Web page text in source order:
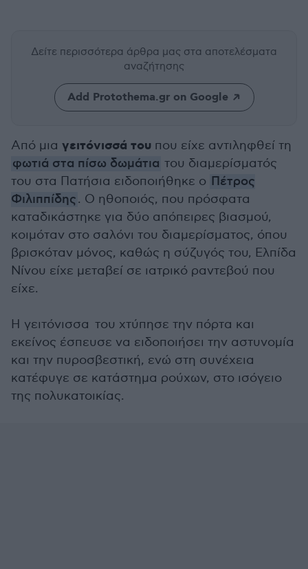
Δείτε περισσότερα άρθρα μας στα αποτελέσματα
αναζήτησης
Add Protothema.gr on Google
Από μια γειτόνισσά του που είχε αντιληφθεί τη
φωτιά στα πίσω δωμάτια του διαμερίσματός
του στα Πατήσια ειδοποιήθηκε ο Πέτρος
Φιλιππίδης. Ο ηθοποιός, που πρόσφατα
καταδικάστηκε για δύο απόπειρες βιασμού,
κοιμόταν στο σαλόνι του διαμερίσματος, όπου
βρισκόταν μόνος, καθώς η σύζυγός του, Ελπίδα
Νίνου είχε μεταβεί σε ιατρικό ραντεβού που
είχε.
Η γειτόνισσα του χτύπησε την πόρτα και
εκείνος έσπευσε να ειδοποιήσει την αστυνομία
και την πυροσβεστική, ενώ στη συνέχεια
κατέφυγε σε κατάστημα ρούχων, στο ισόγειο
της πολυκατοικίας.